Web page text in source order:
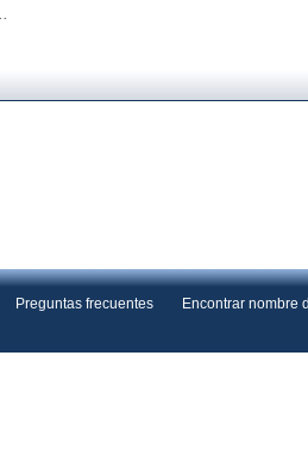
Preguntas frecuentes Encontrar nombre